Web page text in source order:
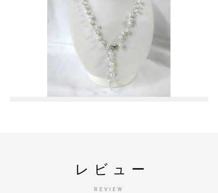
レビュー
REVIEW